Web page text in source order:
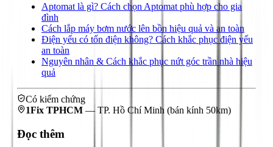
Aptomat là gì? Cách chọn Aptomat phù hợp cho gia
đình
Cách lắp máy bơm nước lên bồn hiệu quả và an toàn
Điện yếu có tốn điện không? Cách khắc phục điện yếu
an toàn
Nguyên nhân & Cách khắc phục nứt góc trần nhà hiệu
quả
Có kiểm chứng
1Fix TPHCM — TP. Hồ Chí Minh (bán kính 50km)
Đọc thêm